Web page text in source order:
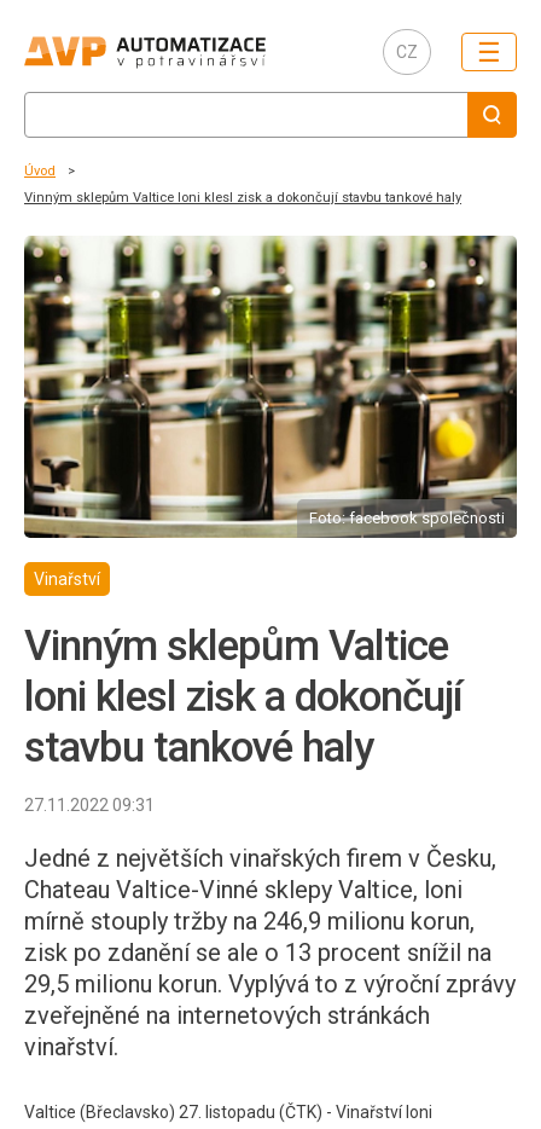
CZ ☰
Úvod
Vinným sklepům Valtice loni klesl zisk a dokončují stavbu tankové haly
Foto: facebook společnosti
Vinařství
Vinným sklepům Valtice
loni klesl zisk a dokončují
stavbu tankové haly
27.11.2022 09:31
Jedné z největších vinařských firem v Česku,
Chateau Valtice-Vinné sklepy Valtice, loni
mírně stouply tržby na 246,9 milionu korun,
zisk po zdanění se ale o 13 procent snížil na
29,5 milionu korun. Vyplývá to z výroční zprávy
zveřejněné na internetových stránkách
vinařství.
Valtice (Břeclavsko) 27. listopadu (ČTK) - Vinařství loni